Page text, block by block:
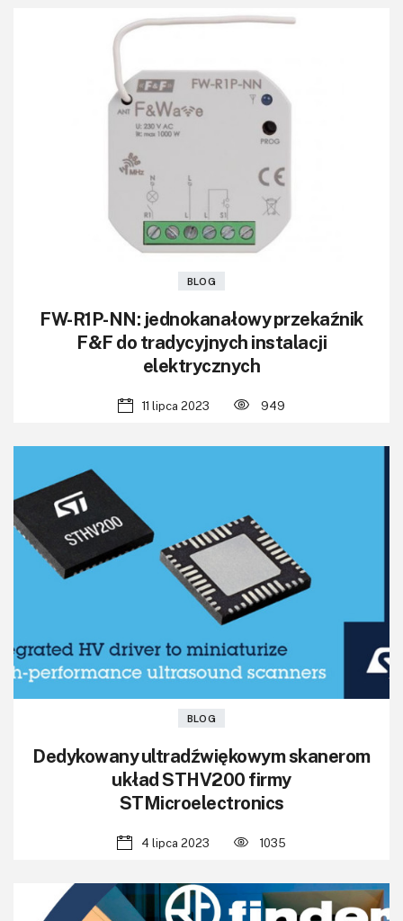
BLOG
FW-R1P-NN: jednokanałowy przekaźnik
F&F do tradycyjnych instalacji
elektrycznych
11 lipca 2023 949
BLOG
Dedykowany ultradźwiękowym skanerom
układ STHV200 firmy
STMicroelectronics
4 lipca 2023 1035